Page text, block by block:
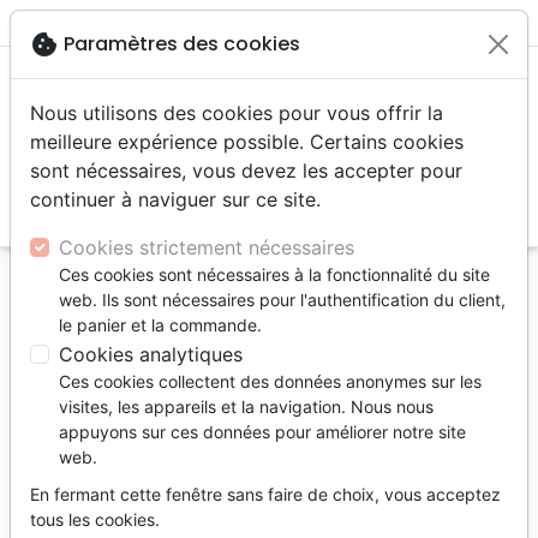
menu
Accueil Auteurs Lelek Jeremy
Jeremy Lelek
Liste des produits par auteur
Filtrertune
Psychologie
cookie Paramètres des cookies
Nous utilisons des cookies pour vous offrir la
meilleure expérience possible. Certains cookies
sont nécessaires, vous devez les accepter pour
continuer à naviguer sur ce site.
Cookies strictement nécessaires
Ces cookies sont nécessaires à la fonctionnalité du site
web. Ils sont nécessaires pour l'authentification du client,
le panier et la commande.
Cookies analytiques
Ces cookies collectent des données anonymes sur les
visites, les appareils et la navigation. Nous nous
appuyons sur ces données pour améliorer notre site
web.
En fermant cette fenêtre sans faire de choix, vous acceptez
tous les cookies.